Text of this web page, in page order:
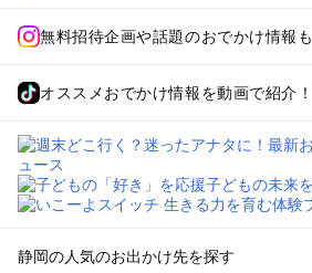
無料招待企画や話題のおでかけ情報も
オススメおでかけ情報を動画で紹介！
静岡の人気のお出かけ先を探す